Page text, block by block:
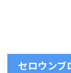
セロウンブ